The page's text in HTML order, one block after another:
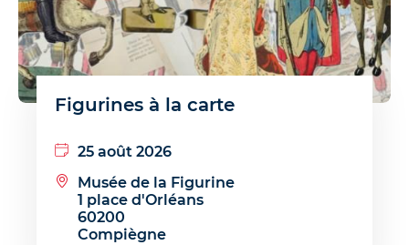
Figurines à la carte
25 août 2026
Musée de la Figurine
1 place d'Orléans
60200
Compiègne